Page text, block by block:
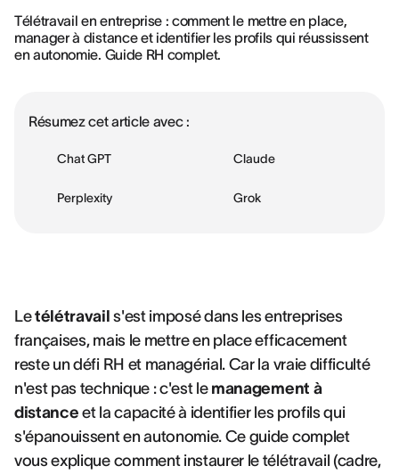
Télétravail en entreprise : comment le mettre en place,
manager à distance et identifier les profils qui réussissent
en autonomie. Guide RH complet.
Résumez cet article avec :
Chat GPT Claude
Perplexity Grok
Letélétravail s'est imposé dans les entreprises
françaises, mais le mettre en place efficacement
reste un défi RH et managérial. Car la vraie difficulté
n'est pas technique : c'est le management à
distance et la capacité à identifier les profils qui
s'épanouissent en autonomie. Ce guide complet
vous explique comment instaurer le télétravail (cadre,